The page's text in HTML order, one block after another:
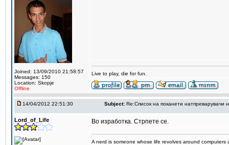
Joined: 13/09/2010 21:58:57
Messages: 150
Location: Skopje
Offline
Live to play, die for fun.
14/04/2012 22:51:30 Subject: Re:Список на поканети
Lord_of_Life Во изработка. Стрпете се.
A nerd is someone whose life revolves around computers